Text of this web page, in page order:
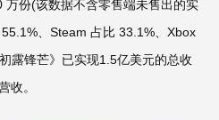
份(该数据不含零售端未售出的实
、Steam 占比 33.1%、Xbox
露锋芒》已实现1.5亿美元的总收
收。